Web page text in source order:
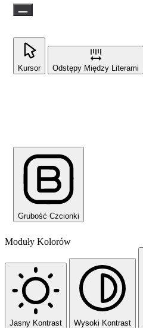
Kursor Odstępy Między Literami
Grubość Czcionki
Moduły Kolorów
Jasny Kontrast Wysoki Kontrast